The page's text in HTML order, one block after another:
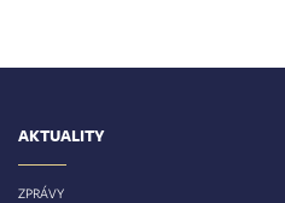
AKTUALITY
ZPRÁVY